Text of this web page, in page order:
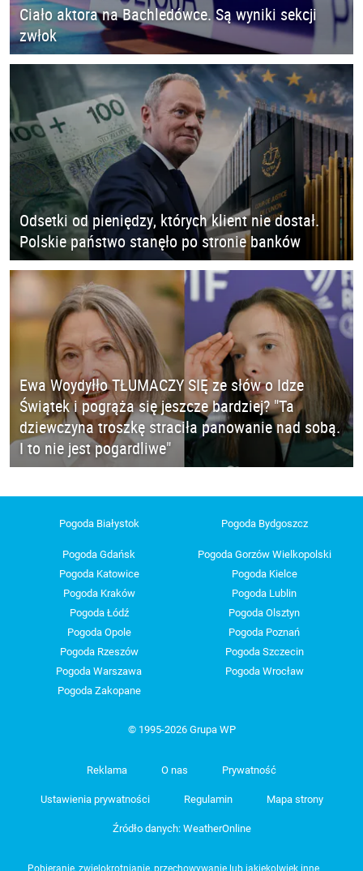
Ciało aktora na Bachledówce. Są wyniki sekcji
zwłok
Odsetki od pieniędzy, których klient nie dostał.
Polskie państwo stanęło po stronie banków
Ewa Woydyłło TŁUMACZY SIĘ ze słów o Idze
Świątek i pogrąża się jeszcze bardziej? "Ta
dziewczyna troszkę straciła panowanie nad sobą.
I to nie jest pogardliwe"
Pogoda Białystok Pogoda Bydgoszcz
Pogoda Gdańsk
Pogoda Gorzów Wielkopolski
Pogoda Katowice
Pogoda Kielce
Pogoda Kraków
Pogoda Lublin
Pogoda Łódź
Pogoda Olsztyn
Pogoda Opole
Pogoda Poznań
Pogoda Rzeszów
Pogoda Szczecin
Pogoda Warszawa
Pogoda Wrocław
Pogoda Zakopane
© 1995-2026 Grupa WP
Reklama O nas Prywatność
Ustawienia prywatności Regulamin Mapa strony
Źródło danych: WeatherOnline
Pobieranie, zwielokrotnianie, przechowywanie lub jakiekolwiek inne